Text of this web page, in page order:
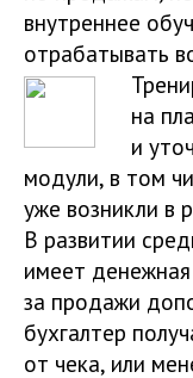
внутреннее
отрабатывать
на
и
модули, в том
уже возникли в
В развитии
имеет
за продажи
бухгалтер
от чека, или